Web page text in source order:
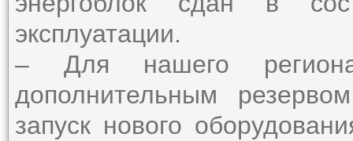
эксплуатации.
– Для нашего
дополнительным
запуск нового